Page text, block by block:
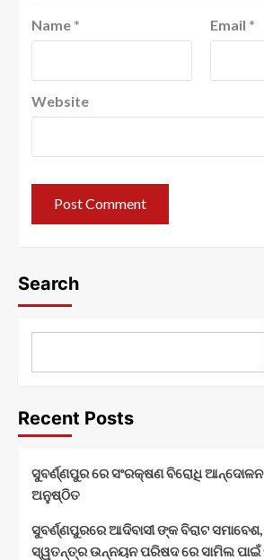
Name * Email *
Website
Search
Recent Posts
ସୁବର୍ଣ୍ଣପୁର ରେ ସଂରକ୍ଷଣ ବିରୋଧି ଆନ୍ଦୋଳନ
ଅନୁଷ୍ଠିତ
ସୁବର୍ଣ୍ଣପୁରରେ ଆଦିବାସୀ ଙ୍କ ବିରାଟ
ସ୍ୱତନ୍ତ୍ର ଉନ୍ନୟନ ପରିଷଦ ରେ ସାମିଲ ପାଇଁ